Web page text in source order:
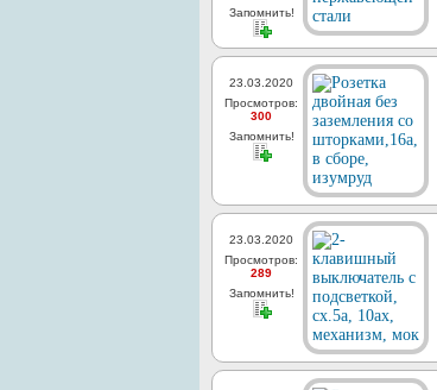
Запомнить!
23.03.2020
Просмотров:
300
Запомнить!
23.03.2020
Просмотров:
289
Запомнить!